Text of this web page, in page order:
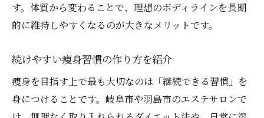
す。体質から変わることで、理想のボディラインを長期
的に維持しやすくなるのが大きなメリットです。
続けやすい痩身習慣の作り方を紹介
痩身を目指す上で最も大切なのは「継続できる習慣」を
身につけることです。岐阜市や羽島市のエステサロンで